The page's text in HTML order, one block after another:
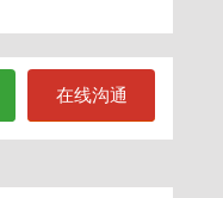
在线沟通